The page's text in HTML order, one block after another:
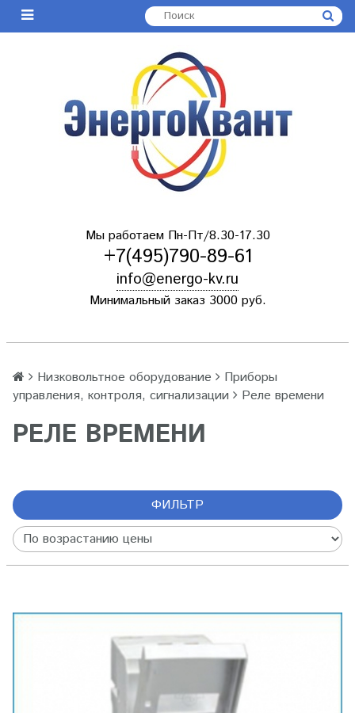
Мы работаем Пн-Пт/8.30-17.30
+7(495)790-89-61
info@energo-kv.ru
Минимальный заказ 3000 руб.
Низковольтное оборудование
Приборы
управления, контроля, сигнализации
Реле времени
РЕЛЕ ВРЕМЕНИ
ФИЛЬТР